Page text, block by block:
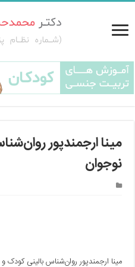
مینا ارجمندپور
نوجوان
مینا ارجمندپور روان‌شناس بالینی کودک